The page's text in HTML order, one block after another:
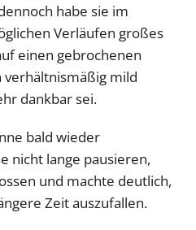
habe sie im
Verläufen großes
einen gebrochenen
verhältnismäßig mild
dankbar sei.
bald wieder
nicht lange pausieren,
und machte deutlich,
Zeit auszufallen.